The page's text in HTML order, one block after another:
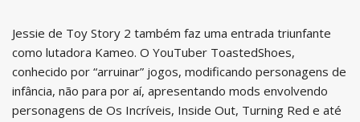
Jessie de Toy Story 2 também faz uma entrada triunfante
como lutadora Kameo. O YouTuber ToastedShoes,
conhecido por “arruinar” jogos, modificando personagens de
infância, não para por aí, apresentando mods envolvendo
personagens de Os Incríveis, Inside Out, Turning Red e até